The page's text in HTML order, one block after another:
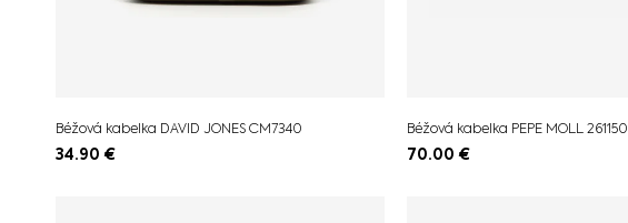
Béžová kabelka DAVID JONES CM7340
34.90 €
Béžová kabelka PEPE MOLL 261150
70.00 €